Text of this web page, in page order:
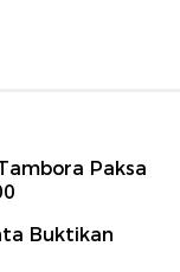
Paksa
Buktikan